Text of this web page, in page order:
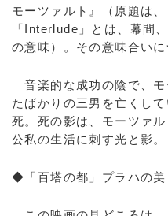
モーツァルト』（原題は
「Interlude」とは、幕間
の意味）。その意味合い
音楽的な成功の陰で、
たばかりの三男を亡くし
死。死の影は、モーツァ
公私の生活に刺す光と影。
◆「百塔の都」プラハの美